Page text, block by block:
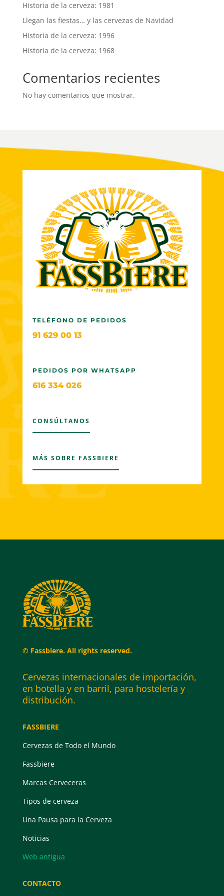
Historia de la cerveza: 1981
Llegan las fiestas… y las cervezas de Navidad
Historia de la cerveza: 1996
Historia de la cerveza: 1968
Comentarios recientes
No hay comentarios que mostrar.
TELÉFONO DE PEDIDOS
91 629 00 13
PEDIDOS POR WHATSAPP
616 334 026
CONSÚLTANOS
MÁS SOBRE FASSBIERE
© Fassbiere. All rights reserved.
Cervezas internacionales de importación,
en botella y en barril, para hostelería y
distribución.
FASSBIERE
Cervezas de Todo el Mundo
Fassbiere
Marcas Cerveceras
Tipos de cerveza
Una Pausa para la Cerveza
Noticias
Web antigua
CONTACTO